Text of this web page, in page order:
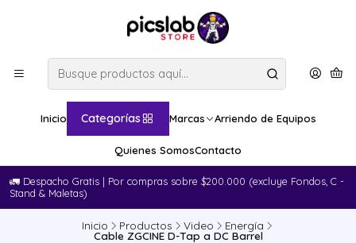
Inicio Categorías Marcas Arriendo de Equipos
Quienes SomosContacto
🚛​ Despacho Gratis | Por compras sobre $200.000 (excluye Fondos, C -
Stand & Maletas)
Inicio Productos Video Energía
Cable ZGCINE D-Tap a DC Barrel